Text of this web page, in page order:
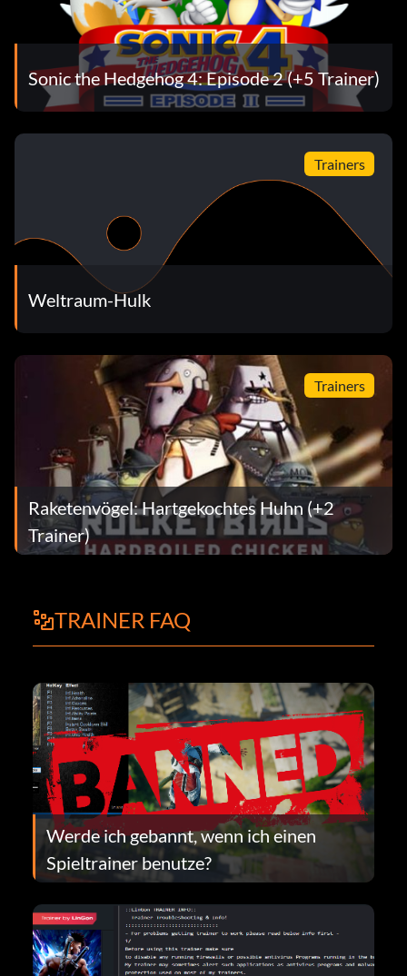
Sonic the Hedgehog 4: Episode 2 (+5 Trainer)
Trainers
Weltraum-Hulk
Trainers
Raketenvögel: Hartgekochtes Huhn (+2
Trainer)
TRAINER FAQ
Werde ich gebannt, wenn ich einen
Spieltrainer benutze?